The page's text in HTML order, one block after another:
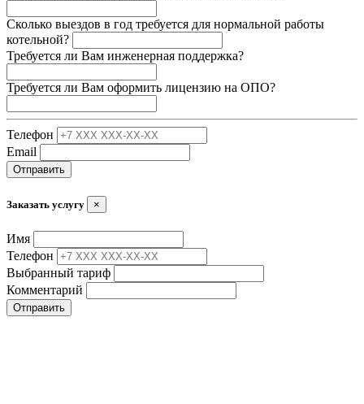
Сколько выездов в год требуется для нормальной работы
котельной?
Требуется ли Вам инженерная поддержка?
Требуется ли Вам оформить лицензию на ОПО?
Телефон
Email
Отправить
Заказать услугу ×
Имя
Телефон
Выбранный тариф
Комментарий
Отправить